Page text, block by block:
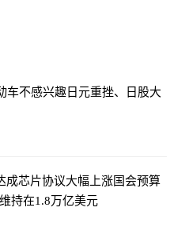
车不感兴趣日元重挫、日股大
成芯片协议大幅上涨国会预算
持在1.8万亿美元